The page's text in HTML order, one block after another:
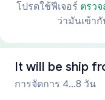
โปรดใช้ฟีเจอร์ ตรว
ว่ามันเข้า
It will be ship
การจัดการ 4...8 วัน